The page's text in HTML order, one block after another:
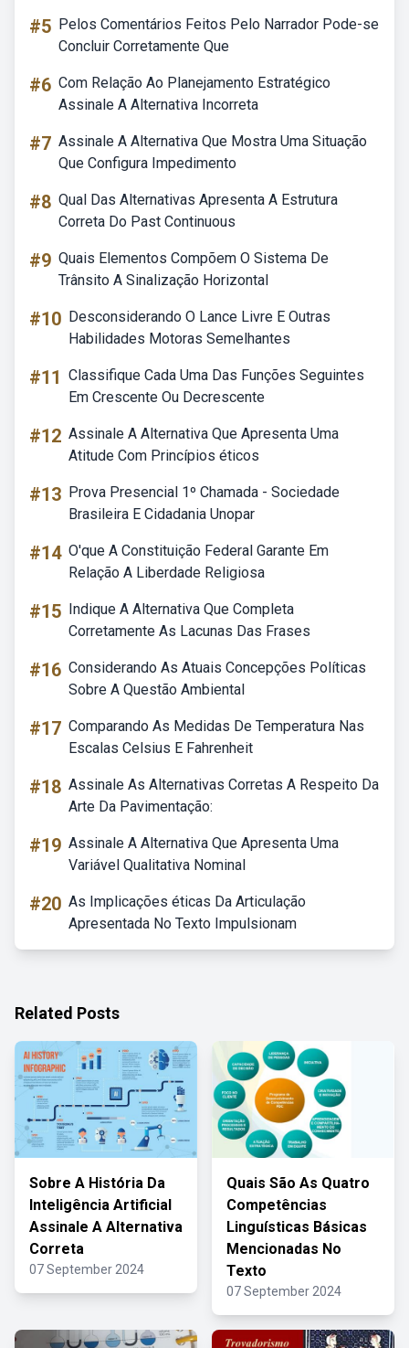
#5 Pelos Comentários Feitos Pelo Narrador Pode-se
Concluir Corretamente Que
#6 Com Relação Ao Planejamento Estratégico
Assinale A Alternativa Incorreta
#7 Assinale A Alternativa Que Mostra Uma Situação
Que Configura Impedimento
#8 Qual Das Alternativas Apresenta A Estrutura
Correta Do Past Continuous
#9 Quais Elementos Compõem O Sistema De
Trânsito A Sinalização Horizontal
#10 Desconsiderando O Lance Livre E Outras
Habilidades Motoras Semelhantes
#11 Classifique Cada Uma Das Funções Seguintes
Em Crescente Ou Decrescente
#12 Assinale A Alternativa Que Apresenta Uma
Atitude Com Princípios éticos
#13 Prova Presencial 1º Chamada - Sociedade
Brasileira E Cidadania Unopar
#14 O'que A Constituição Federal Garante Em
Relação A Liberdade Religiosa
#15 Indique A Alternativa Que Completa
Corretamente As Lacunas Das Frases
#16 Considerando As Atuais Concepções Políticas
Sobre A Questão Ambiental
#17 Comparando As Medidas De Temperatura Nas
Escalas Celsius E Fahrenheit
#18 Assinale As Alternativas Corretas A Respeito Da
Arte Da Pavimentação:
#19 Assinale A Alternativa Que Apresenta Uma
Variável Qualitativa Nominal
#20 As Implicações éticas Da Articulação
Apresentada No Texto Impulsionam
Related Posts
Sobre A História Da
Inteligência Artificial
Assinale A Alternativa
Correta
07 September 2024
Quais São As Quatro
Competências
Linguísticas Básicas
Mencionadas No
Texto
07 September 2024